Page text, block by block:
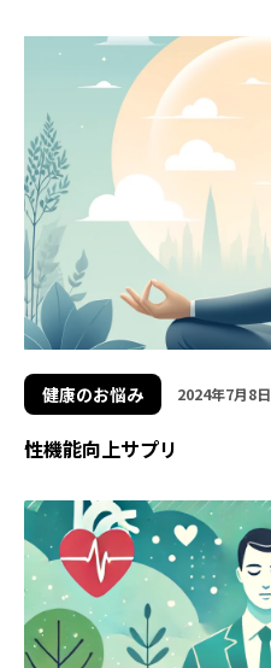
健康のお悩み 2024年7月8日
性機能向上サプリ